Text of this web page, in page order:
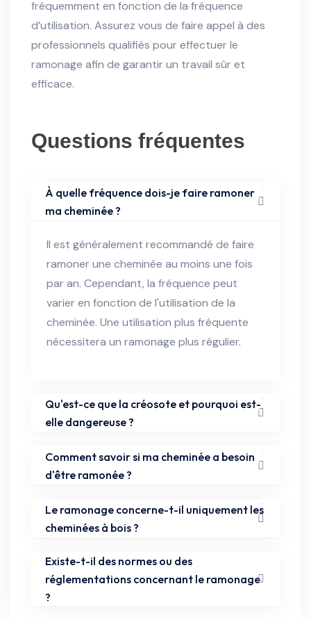
fréquemment en fonction de la fréquence
d’utilisation. Assurez vous de faire appel à des
professionnels qualifiés pour effectuer le
ramonage afin de garantir un travail sûr et
efficace.
Questions fréquentes
À quelle fréquence dois-je faire ramoner
ma cheminée ?
Il est généralement recommandé de faire
ramoner une cheminée au moins une fois
par an. Cependant, la fréquence peut
varier en fonction de l'utilisation de la
cheminée. Une utilisation plus fréquente
nécessitera un ramonage plus régulier.
Qu'est-ce que la créosote et pourquoi est-
elle dangereuse ?
Comment savoir si ma cheminée a besoin
d'être ramonée ?
Le ramonage concerne-t-il uniquement les
cheminées à bois ?
Existe-t-il des normes ou des
réglementations concernant le ramonage
?